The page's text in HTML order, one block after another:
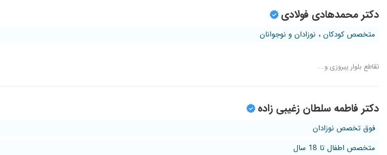
دکتر محمدهادی فولادی
متخصص کودکان ، نوزادان و نوجوانان
تقاطع بلوار پیروزی و...
دکتر فاطمه سلطان زغیبی زاده
فوق تخصص نوزادان
متخصص اطفال تا 18 سال